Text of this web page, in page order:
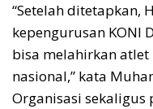
“Setelah ditetapkan,
kepengurusan KONI
bisa melahirkan
nasional,” kata
Organisasi